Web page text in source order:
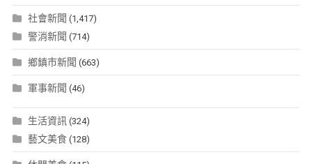
社會新聞 (1,417)
警消新聞 (714)
鄉鎮市新聞 (663)
軍事新聞 (46)
生活資訊 (324)
藝文美食(128)